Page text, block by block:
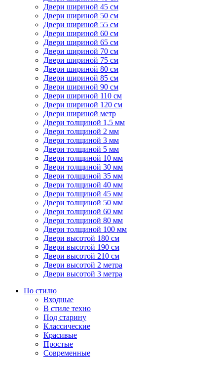
Двери шириной 45 см
Двери шириной 50 см
Двери шириной 55 см
Двери шириной 60 см
Двери шириной 65 см
Двери шириной 70 см
Двери шириной 75 см
Двери шириной 80 см
Двери шириной 85 см
Двери шириной 90 см
Двери шириной 110 см
Двери шириной 120 см
Двери шириной метр
Двери толщиной 1,5 мм
Двери толщиной 2 мм
Двери толщиной 3 мм
Двери толщиной 5 мм
Двери толщиной 10 мм
Двери толщиной 30 мм
Двери толщиной 35 мм
Двери толщиной 40 мм
Двери толщиной 45 мм
Двери толщиной 50 мм
Двери толщиной 60 мм
Двери толщиной 80 мм
Двери толщиной 100 мм
Двери высотой 180 см
Двери высотой 190 см
Двери высотой 210 см
Двери высотой 2 метра
Двери высотой 3 метра
По стилю
Входные
В стиле техно
Под старину
Классические
Красивые
Простые
Современные